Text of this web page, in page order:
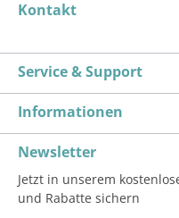
Kontakt
Service & Support
Informationen
Newsletter
Jetzt in unserem
und Rabatte sichern